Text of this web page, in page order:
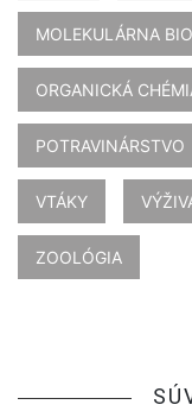
MOLEKULÁRNA
ORGANICKÁ
POTRAVINÁRSTVO
VTÁKY
ZOOLÓGIA